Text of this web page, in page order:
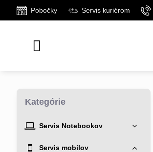
Pobočky Servis kuriérom
Kategórie
Servis Notebookov
Servis mobilov